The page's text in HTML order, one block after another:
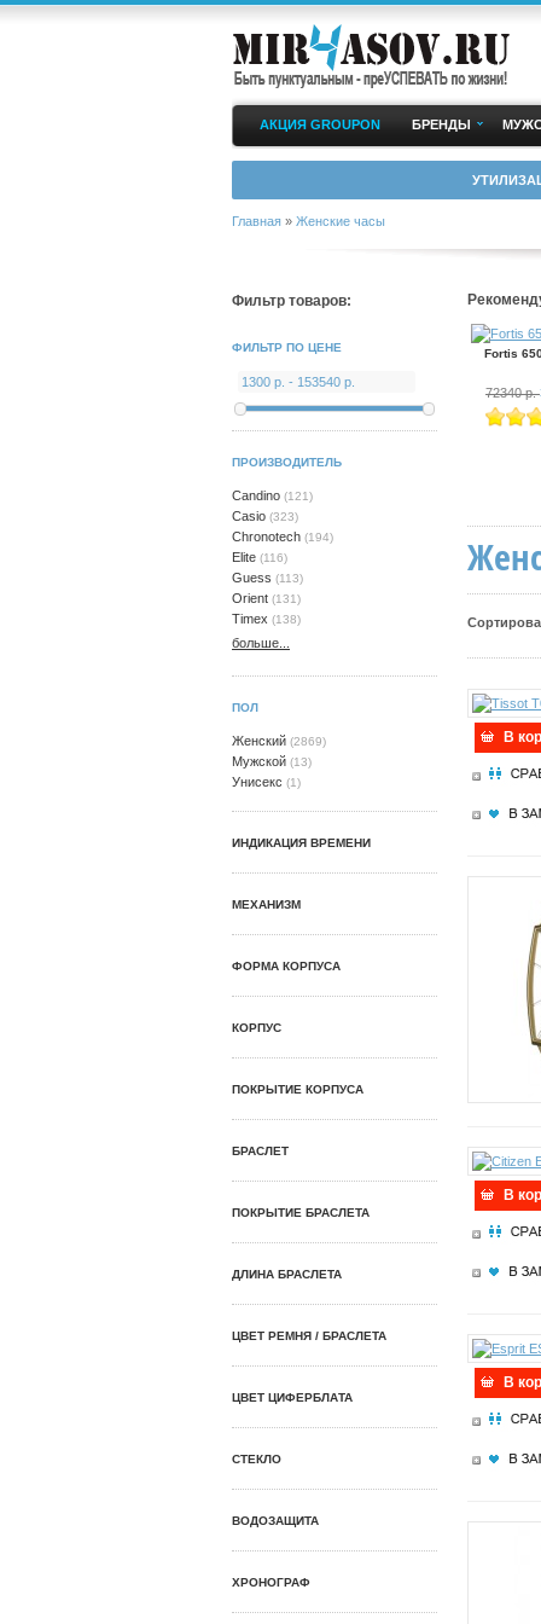
АКЦИЯ GROUPON БРЕНДЫ
Главная » Женские часы
Фильтр товаров:
ФИЛЬТР ПО ЦЕНЕ
ПРОИЗВОДИТЕЛЬ
Candino (121)
Casio (323)
Chronotech (194)
Elite (116)
Guess (113)
Orient (131)
Timex (138)
больше...
ПОЛ
Женский (2869)
Мужской (13)
Унисекс (1)
ИНДИКАЦИЯ ВРЕМЕНИ
МЕХАНИЗМ
ФОРМА КОРПУСА
КОРПУС
ПОКРЫТИЕ КОРПУСА
БРАСЛЕТ
ПОКРЫТИЕ БРАСЛЕТА
ДЛИНА БРАСЛЕТА
ЦВЕТ РЕМНЯ / БРАСЛЕТА
ЦВЕТ ЦИФЕРБЛАТА
СТЕКЛО
ВОДОЗАЩИТА
ХРОНОГРАФ
Fortis
72340 р.
В
В
В